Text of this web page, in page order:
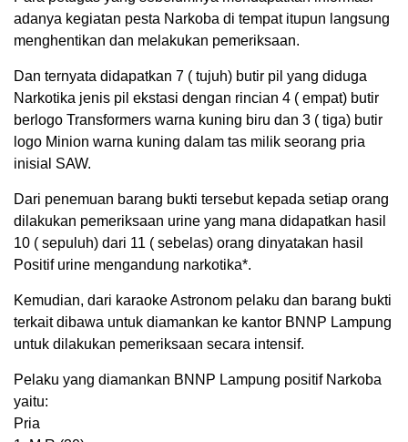
adanya kegiatan pesta Narkoba di tempat itupun langsung
menghentikan dan melakukan pemeriksaan.
Dan ternyata didapatkan 7 ( tujuh) butir pil yang diduga
Narkotika jenis pil ekstasi dengan rincian 4 ( empat) butir
berlogo Transformers warna kuning biru dan 3 ( tiga) butir
logo Minion warna kuning dalam tas milik seorang pria
inisial SAW.
Dari penemuan barang bukti tersebut kepada setiap orang
dilakukan pemeriksaan urine yang mana didapatkan hasil
10 ( sepuluh) dari 11 ( sebelas) orang dinyatakan hasil
Positif urine mengandung narkotika*.
Kemudian, dari karaoke Astronom pelaku dan barang bukti
terkait dibawa untuk diamankan ke kantor BNNP Lampung
untuk dilakukan pemeriksaan secara intensif.
Pelaku yang diamankan BNNP Lampung positif Narkoba
yaitu:
Pria